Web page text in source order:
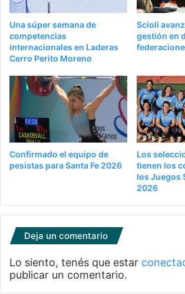
Una súper semana de
competencias
internacionales en Laderas
Cerro Perito Moreno
Scioli
gestión en
Confirmado el equipo de
pesistas para Santa Fe 2026
Los
tienen los
los Juegos
2026
Deja un comentario
Lo siento, tenés que estar
publicar un comentario.